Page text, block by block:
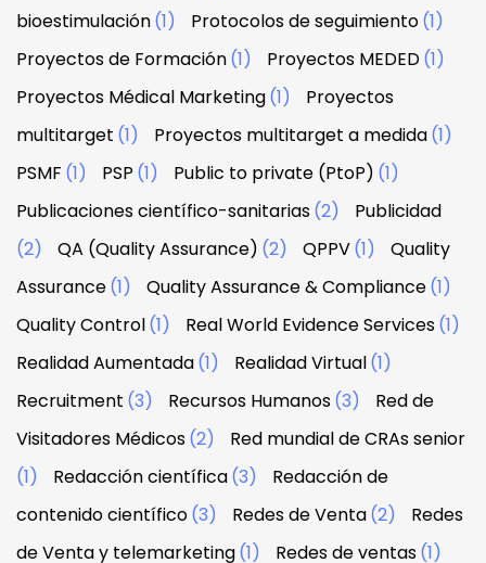
bioestimulación(1) Protocolos de seguimiento(1)
Proyectos de Formación(1) Proyectos MEDED(1)
Proyectos Médical Marketing(1)
Proyectos
multitarget (1) Proyectos multitarget a medida(1)
PSMF (1) PSP (1) Public to private (PtoP) (1)
Publicaciones científico-sanitarias(2)
Publicidad
(2)
QA (Quality Assurance) (2) QPPV(1)
Quality
Assurance(1) Quality Assurance & Compliance(1)
Quality Control(1) Real World Evidence Services(1)
Realidad Aumentada(1) Realidad Virtual(1)
Recruitment (3) Recursos Humanos(3)
Red de
Visitadores Médicos(2)
Red mundial de CRAs senior
(1)
Redacción científica(3)
Redacción de
contenido científico(3) Redes de Venta(2)
Redes
de Venta y telemarketing(1) Redes de ventas(1)